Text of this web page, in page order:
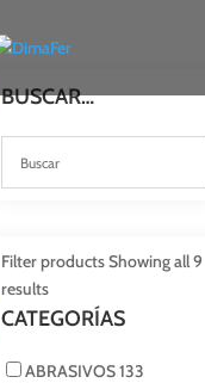
BUSCAR…
Filter productsShowing all 9
results
CATEGORÍAS
ABRASIVOS133